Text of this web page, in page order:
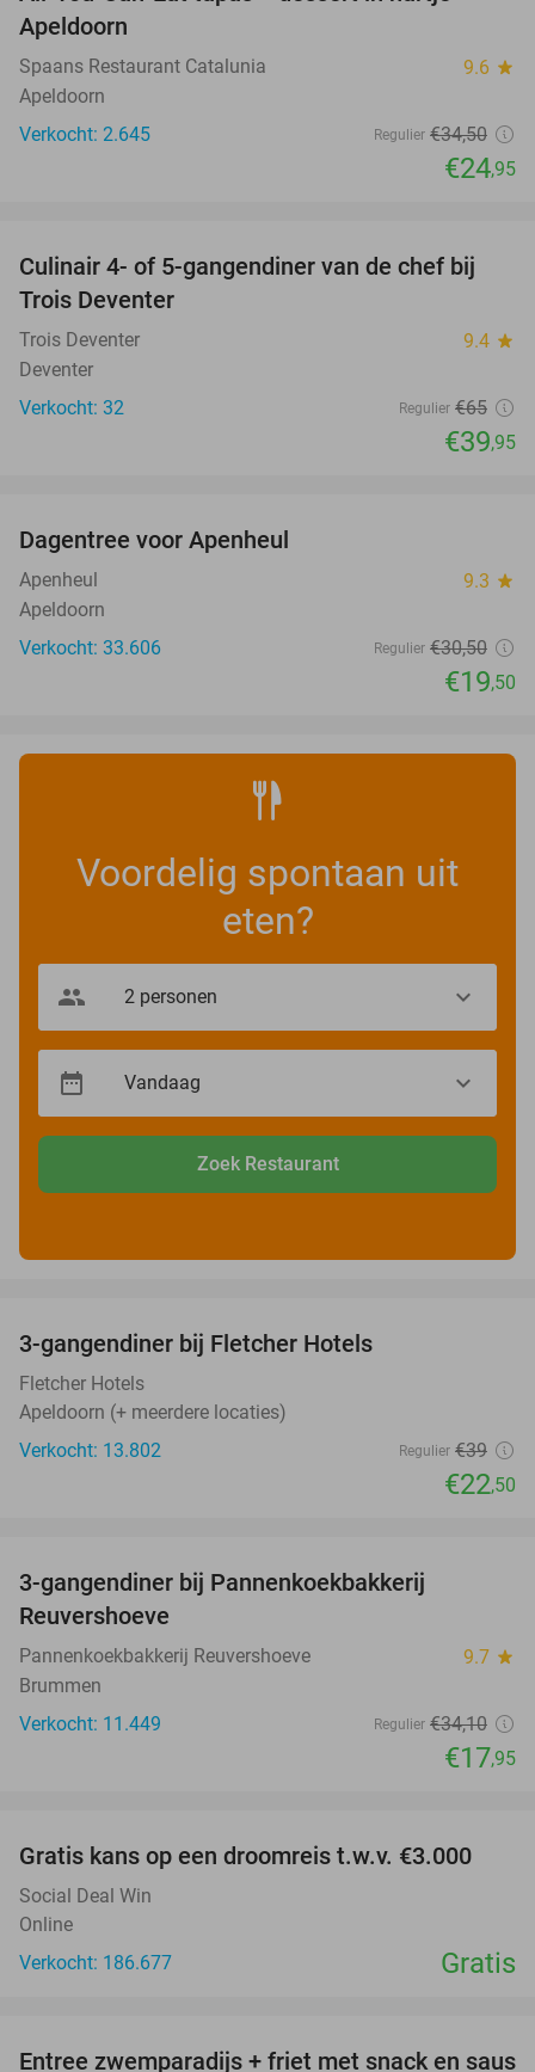
Apeldoorn
Spaans Restaurant Catalunia 9.6 star
Apeldoorn
Verkocht: 2.645
Regulier €34,50
€24,95
39%
Culinair 4- of 5-gangendiner van de chef bij
Trois Deventer
Trois Deventer 9.4 star
Deventer
Verkocht: 32
Regulier €65
€39,95
Dagentree voor Apenheul
Apenheul 9.3 star
Apeldoorn
Verkocht: 33.606
Regulier €30,50
€19,50
Voordelig spontaan uit
eten?
Zoek Restaurant
3-gangendiner bij Fletcher Hotels
Fletcher Hotels
Apeldoorn (+ meerdere locaties)
Verkocht: 13.802
Regulier €39
€22,50
3-gangendiner bij Pannenkoekbakkerij
Reuvershoeve
Pannenkoekbakkerij Reuvershoeve 9.7 star
Brummen
Verkocht: 11.449
Regulier €34,10
€17,95
Gratis kans op een droomreis t.w.v. €3.000
Social Deal Win
Online
Verkocht: 186.677
Gratis
Entree zwemparadijs + friet met snack en saus